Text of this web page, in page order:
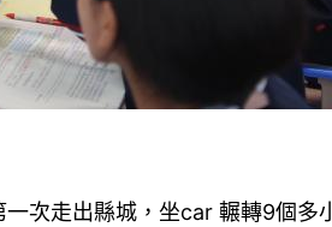
次走出縣城，坐car 輾轉9個多